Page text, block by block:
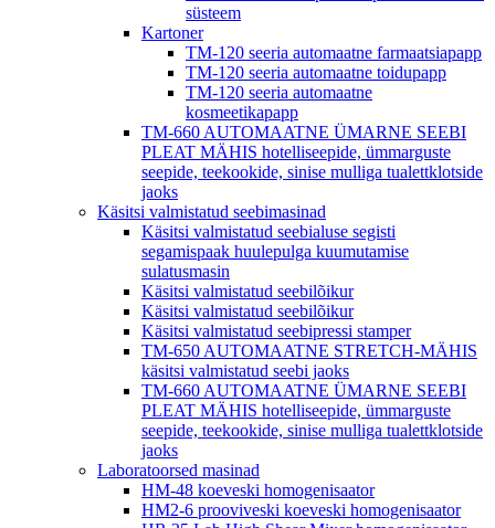
süsteem
Kartoner
TM-120 seeria automaatne farmaatsiapapp
TM-120 seeria automaatne toidupapp
TM-120 seeria automaatne
kosmeetikapapp
TM-660 AUTOMAATNE ÜMARNE SEEBI
PLEAT MÄHIS hotelliseepide, ümmarguste
seepide, teekookide, sinise mulliga tualettklotside
jaoks
Käsitsi valmistatud seebimasinad
Käsitsi valmistatud seebialuse segisti
segamispaak huulepulga kuumutamise
sulatusmasin
Käsitsi valmistatud seebilõikur
Käsitsi valmistatud seebilõikur
Käsitsi valmistatud seebipressi stamper
TM-650 AUTOMAATNE STRETCH-MÄHIS
käsitsi valmistatud seebi jaoks
TM-660 AUTOMAATNE ÜMARNE SEEBI
PLEAT MÄHIS hotelliseepide, ümmarguste
seepide, teekookide, sinise mulliga tualettklotside
jaoks
Laboratoorsed masinad
HM-48 koeveski homogenisaator
HM2-6 prooviveski koeveski homogenisaator